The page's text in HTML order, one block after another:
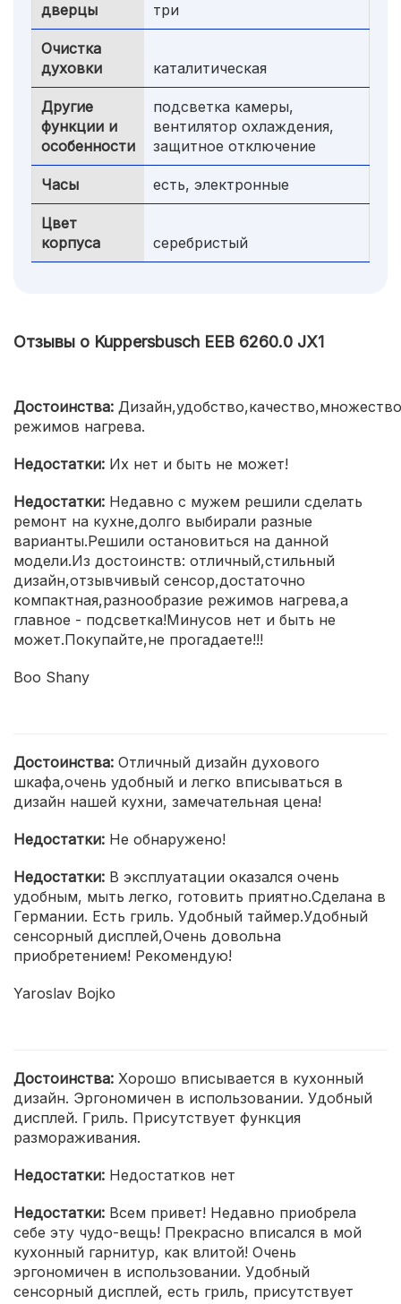
дверцы
три
Очистка
духовки
каталитическая
Другие
функции и
особенности
подсветка камеры,
вентилятор охлаждения,
защитное отключение
Часы есть, электронные
Цвет
корпуса
серебристый
Отзывы о Kuppersbusch EEB 6260.0 JX1
Достоинства: Дизайн,удобство,качество,множество
режимов нагрева.
Недостатки: Их нет и быть не может!
Недостатки: Недавно с мужем решили сделать
ремонт на кухне,долго выбирали разные
варианты.Решили остановиться на данной
модели.Из достоинств: отличный,стильный
дизайн,отзывчивый сенсор,достаточно
компактная,разнообразие режимов нагрева,а
главное - подсветка!Минусов нет и быть не
может.Покупайте,не прогадаете!!!
Boo Shany
Достоинства: Отличный дизайн духового
шкафа,очень удобный и легко вписываться в
дизайн нашей кухни, замечательная цена!
Недостатки: Не обнаружено!
Недостатки: В эксплуатации оказался очень
удобным, мыть легко, готовить приятно.Сделана в
Германии. Есть гриль. Удобный таймер.Удобный
сенсорный дисплей,Очень довольна
приобретением! Рекомендую!
Yaroslav Bojko
Достоинства: Хорошо вписывается в кухонный
дизайн. Эргономичен в использовании. Удобный
дисплей. Гриль. Присутствует функция
размораживания.
Недостатки: Недостатков нет
Недостатки: Всем привет! Недавно приобрела
себе эту чудо-вещь! Прекрасно вписался в мой
кухонный гарнитур, как влитой! Очень
эргономичен в использовании. Удобный
сенсорный дисплей, есть гриль, присутствует